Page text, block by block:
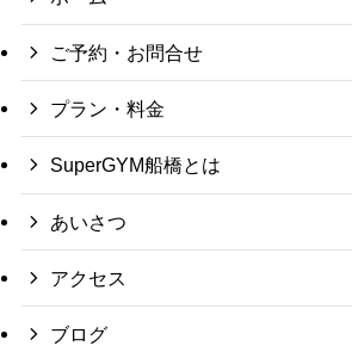
ご予約・お問合せ
プラン・料金
SuperGYM船橋とは
あいさつ
アクセス
ブログ